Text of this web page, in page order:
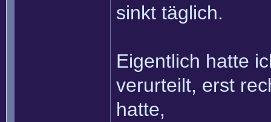
sinkt täglich.
Eigentlich hatte
verurteilt, erst
hatte,